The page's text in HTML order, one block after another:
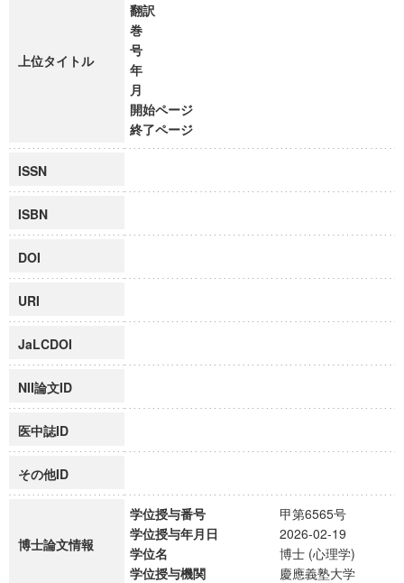
上位タイトル
翻訳
巻
号
年
月
開始ページ
終了ページ
ISSN
ISBN
DOI
URI
JaLCDOI
NII論文ID
医中誌ID
その他ID
博士論文情報
学位授与番号
甲第6565号
学位授与年月日
2026-02-19
学位名
博士 (心理学)
学位授与機関
慶應義塾大学